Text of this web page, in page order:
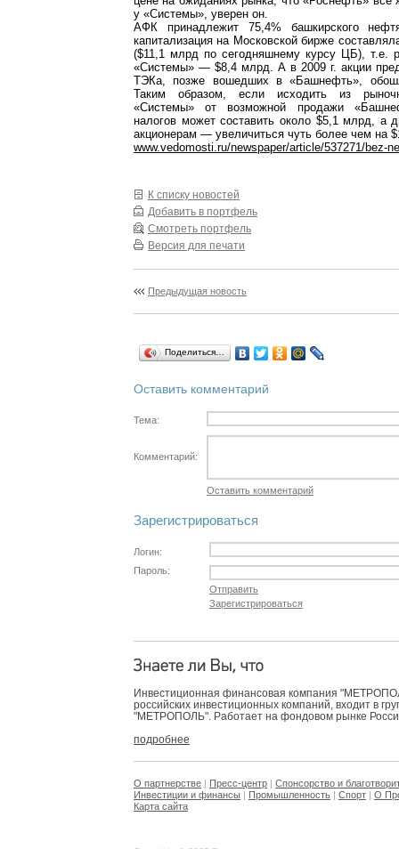
у «Системы», уверен он.
АФК принадлежит 75,4% башкирского
капитализация на Московской бирже
($11,1 млрд по сегодняшнему курсу ЦБ), т.е.
«Системы» — $8,4 млрд. А в 2009 г. акции
ТЭКа, позже вошедших в «Башнефть»,
Таким образом, если исходить из
«Системы» от возможной продажи
налогов может составить около $5,1 млрд, а
акционерам — увеличиться чуть более чем на
www.vedomosti.ru/newspaper/article/537271/bez-
К списку новостей
Добавить в портфель
Смотреть портфель
Версия для печати
Предыдущая новость
Поделиться…
Оставить комментарий
Тема:
Комментарий:
Оставить комментарий
Зарегистрироваться
Логин:
Пароль:
Отправить
Зарегистрироваться
Инвестиционная финансовая компания
российских инвестиционных компаний, входит в
"МЕТРОПОЛЬ". Работает на фондовом рынке
подробнее
О партнерстве | Пресс-центр | Спонсорство и
Инвестиции и финансы | Промышленность | Спорт | О
Карта сайта